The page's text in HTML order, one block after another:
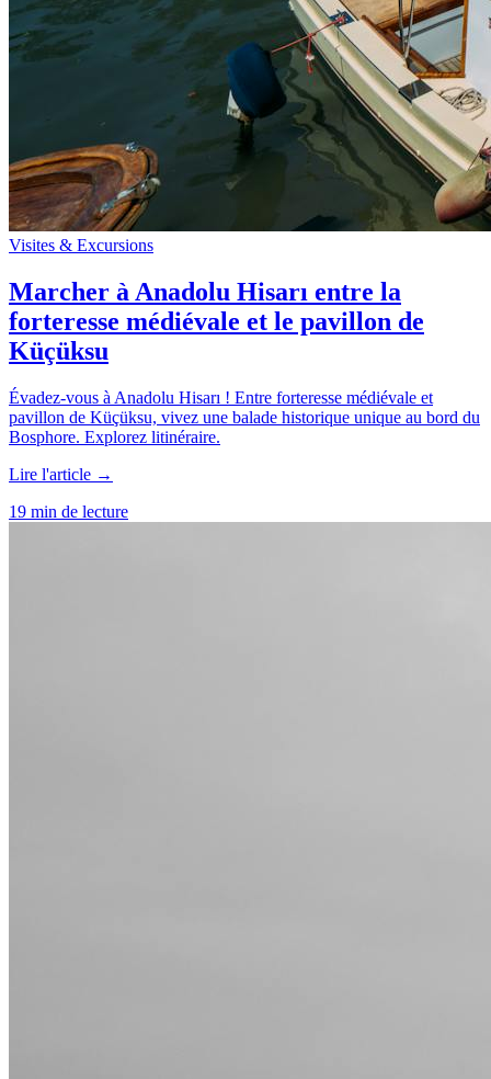
Visites & Excursions
Marcher à Anadolu Hisarı entre la
forteresse médiévale et le pavillon de
Küçüksu
Évadez-vous à Anadolu Hisarı ! Entre forteresse médiévale et
pavillon de Küçüksu, vivez une balade historique unique au bord du
Bosphore. Explorez litinéraire.
Lire l'article →
19 min de lecture